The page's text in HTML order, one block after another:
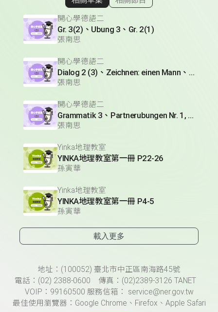
顯示相關單集
開心學德語二
Gr. 3(2)、Ubung 3、Gr. 2(1)
張南思
開心學德語二
Dialog 2 (3)、Zeichnen: einen Mann、Lesetext 1(1)
張南思
開心學德語二
Grammatik 3、Partnerubungen Nr. 1, 3、Dialog 2(1)
張南思
Yinka地理教室
YINKA地理教室第一冊 P22-26
孫寅華
Yinka地理教室
YINKA地理教室第一冊 P4-5
孫寅華
載入更多
頁尾資訊地址：(100052) 臺北市中正區南海路45號
電話：(02) 2388-0600 傳真：(02)2389-3126 TANET
VOIP：99160500 服務信箱： service@ner.gov.tw
最佳使用瀏覽器：Google Chrome、Firefox、Apple Safari